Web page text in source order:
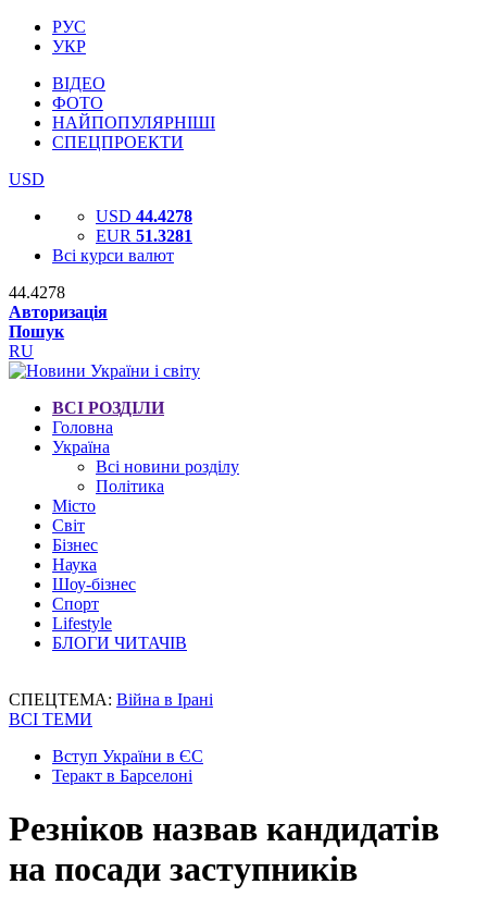
РУС
УКР
ВІДЕО
ФОТО
НАЙПОПУЛЯРНІШІ
СПЕЦПРОЕКТИ
USD
USD 44.4278
EUR 51.3281
Всі курси валют
44.4278
Авторизація
Пошук
RU
ВСІ РОЗДІЛИ
Головна
Україна
Всі новини розділу
Політика
Місто
Світ
Бізнес
Наука
Шоу-бізнес
Спорт
Lifestyle
БЛОГИ ЧИТАЧІВ
СПЕЦТЕМА: Війна в Ірані
ВСІ ТЕМИ
Вступ України в ЄС
Теракт в Барселоні
Резніков назвав кандидатів
на посади заступників